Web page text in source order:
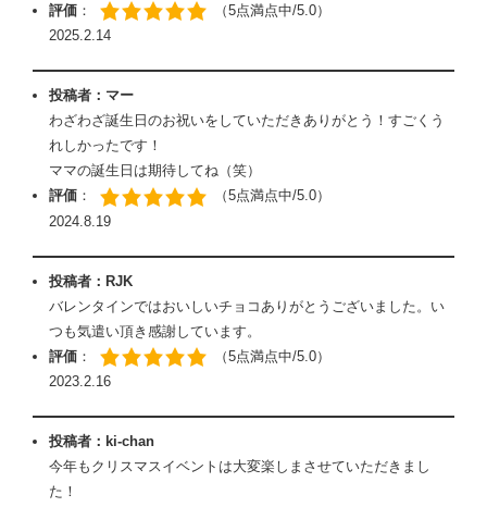
評価 ：
（5点満点中/5.0）
2025.2.14
投稿者：マー
わざわざ誕生日のお祝いをしていただきありがとう！すごくう
れしかったです！
ママの誕生日は期待してね（笑）
評価 ：
（5点満点中/5.0）
2024.8.19
投稿者：RJK
バレンタインではおいしいチョコありがとうございました。い
つも気遣い頂き感謝しています。
評価 ：
（5点満点中/5.0）
2023.2.16
投稿者：ki-chan
今年もクリスマスイベントは大変楽しまさせていただきまし
た！